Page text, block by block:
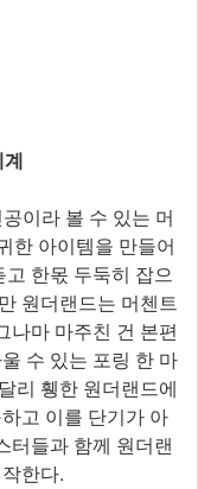
이라 볼 수 있는 머
한 아이템을 만들어
한몫 두둑히 잡으
원더랜드는 머첸트
나마 마주친 건 본편
수 있는 포링 한 마
리 휑한 원더랜드에
고 이를 단기가 아
터들과 함께 원더랜
한다.